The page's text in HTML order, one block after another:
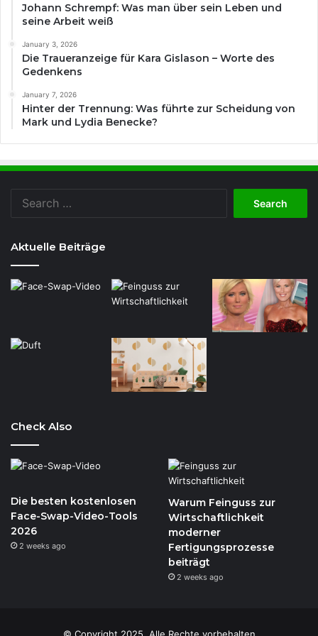
Johann Schrempf: Was man über sein Leben und
seine Arbeit weiß
January 3, 2026
Die Traueranzeige für Kara Gislason – Worte des
Gedenkens
January 7, 2026
Hinter der Trennung: Was führte zur Scheidung von
Mark und Lydia Benecke?
Aktuelle Beiträge
Check Also
Die besten kostenlosen
Face-Swap-Video-Tools
2026
2 weeks ago
Warum Feinguss zur
Wirtschaftlichkeit
moderner
Fertigungsprozesse
beiträgt
2 weeks ago
© Copyright 2025, Alle Rechte vorbehalten